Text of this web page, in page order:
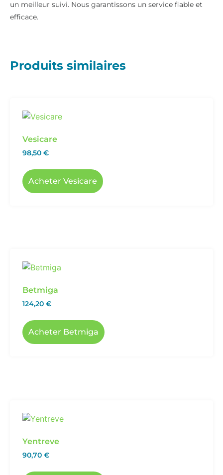
un meilleur suivi. Nous garantissons un service fiable et
efficace.
Produits similaires
Vesicare
98,50 €
Acheter Vesicare
Betmiga
124,20 €
Acheter Betmiga
Yentreve
90,70 €